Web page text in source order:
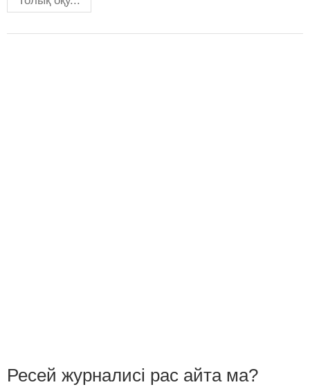
Ресей журналисі рас айта ма?